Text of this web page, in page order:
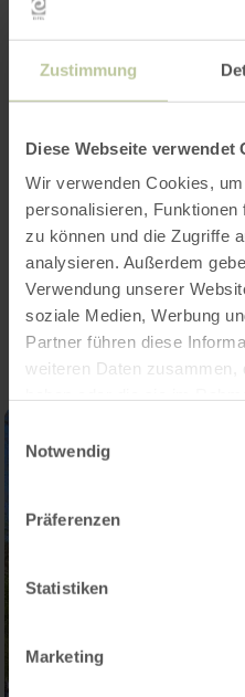
Zustimmung
Diese Webseite verwendet
Wir verwenden Cookies,
personalisieren,
zu können und die Zugriffe
analysieren. Außerdem
Verwendung unserer
soziale Medien, Werbung
Partner führen diese
weiteren Daten zusammen,
Notwendig
Präferenzen
Statistiken
Marketing
Merkmale /
Kategorien
Platzangebot